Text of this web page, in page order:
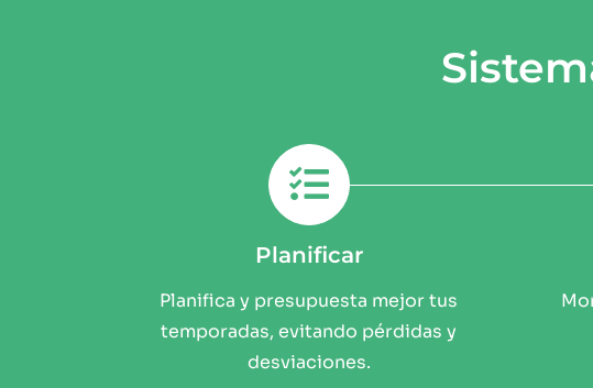
Planificar
Planifica y presupuesta mejor tus
temporadas, evitando pérdidas y
desviaciones.